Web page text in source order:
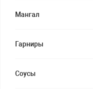
Мангал
Гарниры
Соусы